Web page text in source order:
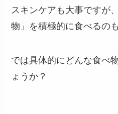
スキンケアも大事ですが
物」を積極的に食べるの
では具体的にどんな食べ
ょうか？